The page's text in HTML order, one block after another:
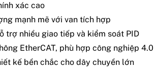
xác cao
mạnh mẽ với van tích hợp
trợ nhiều giao tiếp và kiểm soát PID
EtherCAT, phù hợp công nghiệp 4.0
kế bền chắc cho dây chuyền lớn